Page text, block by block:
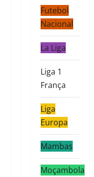
Futebol
Nacional
La Liga
Liga 1
França
Liga
Europa
Mambas
Moçambola